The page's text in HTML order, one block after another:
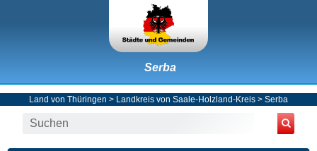
Serba
Land von Thüringen > Landkreis von Saale-Holzland-Kreis > Serba